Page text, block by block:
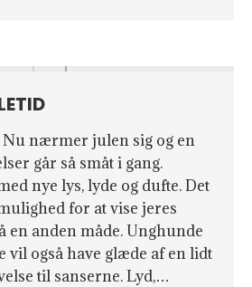
Nu nærmer julen sig og en
går så småt i gang.
nye lys, lyde og dufte. Det
for at vise jeres
en anden måde. Unghunde
vil også have glæde af en lidt
til sanserne. Lyd,…